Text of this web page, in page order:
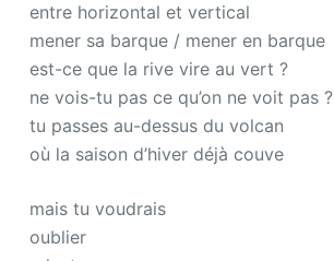
entre horizontal et vertical
mener sa barque / mener en barque
est-ce que la rive vire au vert ?
ne vois-tu pas ce qu’on ne voit pas ?
tu passes au-dessus du volcan
où la saison d’hiver déjà couve
mais tu voudrais
oublier